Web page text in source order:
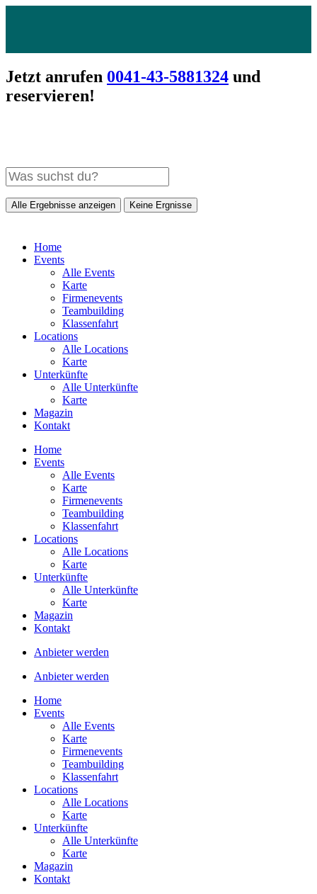
Jetzt anrufen 0041-43-5881324 und
reservieren!
Alle Ergebnisse anzeigen Keine Ergnisse
Home
Events
Alle Events
Karte
Firmenevents
Teambuilding
Klassenfahrt
Locations
Alle Locations
Karte
Unterkünfte
Alle Unterkünfte
Karte
Magazin
Kontakt
Home
Events
Alle Events
Karte
Firmenevents
Teambuilding
Klassenfahrt
Locations
Alle Locations
Karte
Unterkünfte
Alle Unterkünfte
Karte
Magazin
Kontakt
Anbieter werden
Anbieter werden
Home
Events
Alle Events
Karte
Firmenevents
Teambuilding
Klassenfahrt
Locations
Alle Locations
Karte
Unterkünfte
Alle Unterkünfte
Karte
Magazin
Kontakt